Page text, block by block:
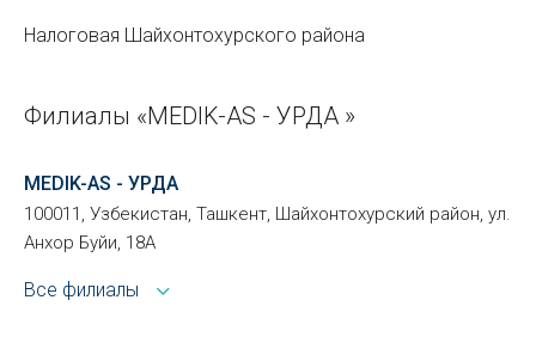
Налоговая Шайхонтохурского района
Филиалы «MEDIK-AS - УРДА »
MEDIK-AS - УРДА
100011, Узбекистан, Ташкент, Шайхонтохурский район, ул.
Анхор Буйи, 18А
Все филиалы